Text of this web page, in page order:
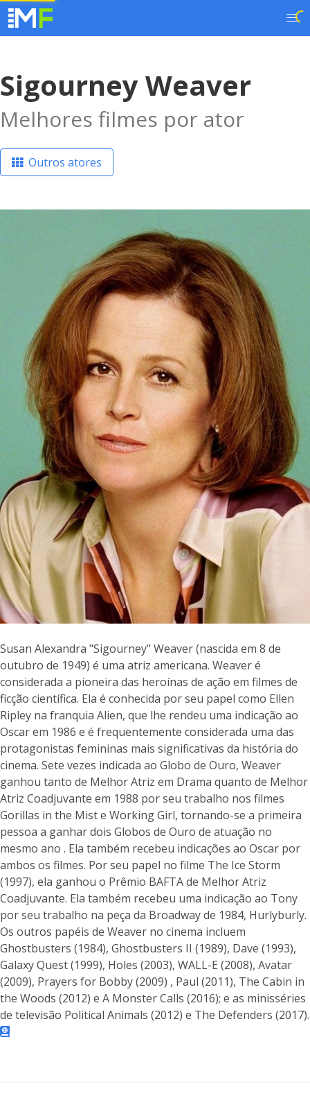
Sigourney Weaver
Melhores filmes por ator
Outros atores
Susan Alexandra "Sigourney" Weaver (nascida em 8 de
outubro de 1949) é uma atriz americana. Weaver é
considerada a pioneira das heroínas de ação em filmes de
ficção científica. Ela é conhecida por seu papel como Ellen
Ripley na franquia Alien, que lhe rendeu uma indicação ao
Oscar em 1986 e é frequentemente considerada uma das
protagonistas femininas mais significativas da história do
cinema. Sete vezes indicada ao Globo de Ouro, Weaver
ganhou tanto de Melhor Atriz em Drama quanto de Melhor
Atriz Coadjuvante em 1988 por seu trabalho nos filmes
Gorillas in the Mist e Working Girl, tornando-se a primeira
pessoa a ganhar dois Globos de Ouro de atuação no
mesmo ano . Ela também recebeu indicações ao Oscar por
ambos os filmes. Por seu papel no filme The Ice Storm
(1997), ela ganhou o Prêmio BAFTA de Melhor Atriz
Coadjuvante. Ela também recebeu uma indicação ao Tony
por seu trabalho na peça da Broadway de 1984, Hurlyburly.
Os outros papéis de Weaver no cinema incluem
Ghostbusters (1984), Ghostbusters II (1989), Dave (1993),
Galaxy Quest (1999), Holes (2003), WALL-E (2008), Avatar
(2009), Prayers for Bobby (2009) , Paul (2011), The Cabin in
the Woods (2012) e A Monster Calls (2016); e as minisséries
de televisão Political Animals (2012) e The Defenders (2017).